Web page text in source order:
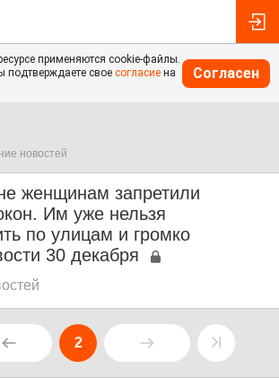
применяются cookie-файлы.
подтверждаете свое согласие на
Согласен
новостей
женщинам запретили
Им уже нельзя
по улицам и громко
30 декабря
2